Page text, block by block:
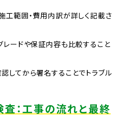
工範囲・費用内訳が詳しく記載さ
レードや保証内容も比較すること
してから署名することでトラブル
：工事の流れと最終